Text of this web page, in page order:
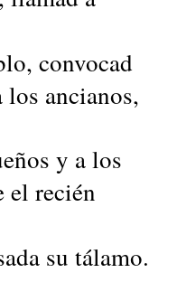
convocad
los ancianos,
y a los
el recién
su tálamo.